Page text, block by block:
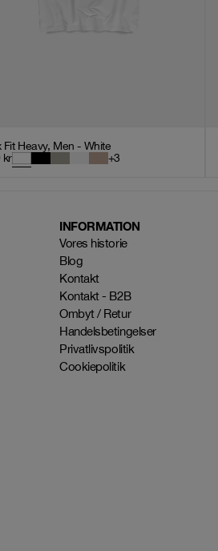
Fit Heavy, Men - White
kr +3
INFORMATION
Vores historie
Blog
Kontakt
Kontakt - B2B
Ombyt / Retur
Handelsbetingelser
Privatlivspolitik
Cookiepolitik